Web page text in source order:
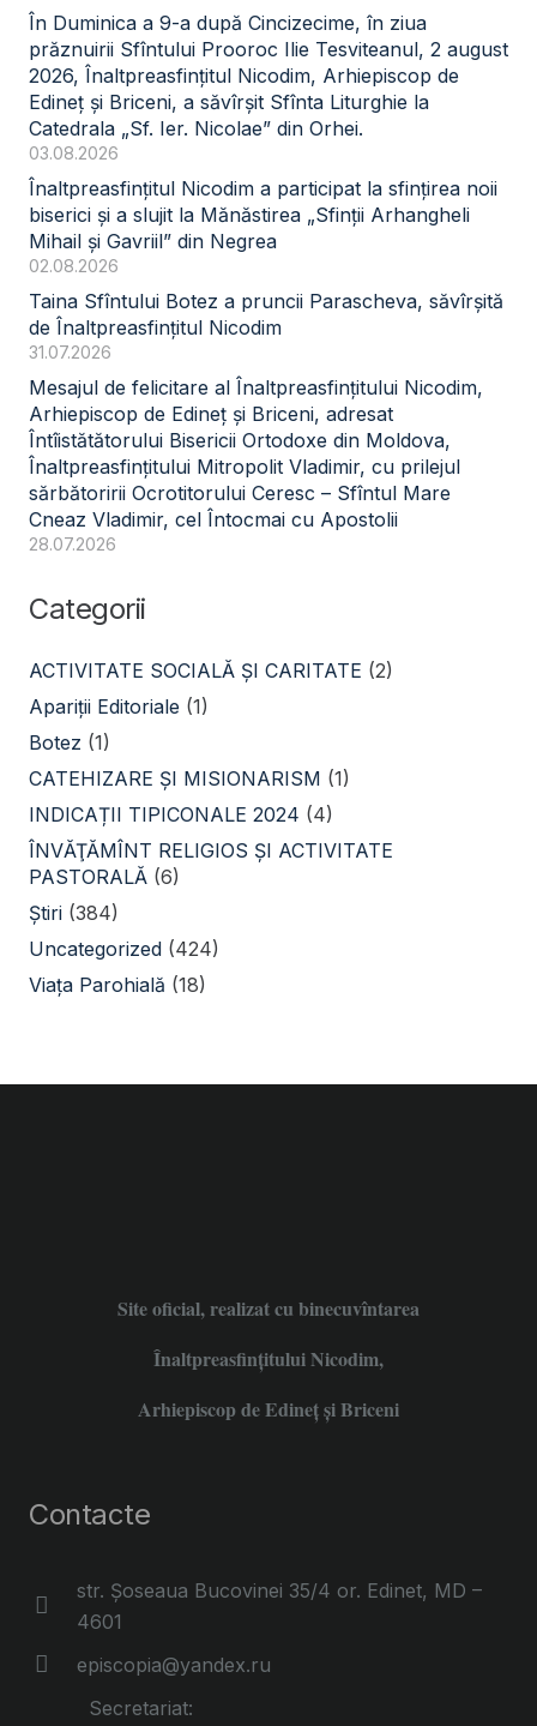
În Duminica a 9-a după Cincizecime, în ziua
prăznuirii Sfîntului Prooroc Ilie Tesviteanul, 2 august
2026, Înaltpreasfințitul Nicodim, Arhiepiscop de
Edineț și Briceni, a săvîrșit Sfînta Liturghie la
Catedrala „Sf. Ier. Nicolae” din Orhei.
03.08.2026
Înaltpreasfințitul Nicodim a participat la sfințirea noii
biserici și a slujit la Mănăstirea „Sfinții Arhangheli
Mihail și Gavriil” din Negrea
02.08.2026
Taina Sfîntului Botez a pruncii Parascheva, săvîrșită
de Înaltpreasfințitul Nicodim
31.07.2026
Mesajul de felicitare al Înaltpreasfințitului Nicodim,
Arhiepiscop de Edineț și Briceni, adresat
Întîistătătorului Bisericii Ortodoxe din Moldova,
Înaltpreasfințitului Mitropolit Vladimir, cu prilejul
sărbătoririi Ocrotitorului Ceresc – Sfîntul Mare
Cneaz Vladimir, cel Întocmai cu Apostolii
28.07.2026
Categorii
ACTIVITATE SOCIALĂ ŞI CARITATE (2)
Apariții Editoriale (1)
Botez (1)
CATEHIZARE ŞI MISIONARISM (1)
INDICAȚII TIPICONALE 2024 (4)
ÎNVĂŢĂMÎNT RELIGIOS ŞI ACTIVITATE
PASTORALĂ (6)
Știri (384)
Uncategorized (424)
Viața Parohială (18)
Site oficial, realizat cu binecuvîntarea
Înaltpreasfințitului Nicodim,
Arhiepiscop de Edineţ şi Briceni
Contacte
str. Șoseaua Bucovinei 35/4 or. Edinet, MD –
4601
episcopia@yandex.ru
Secretariat: